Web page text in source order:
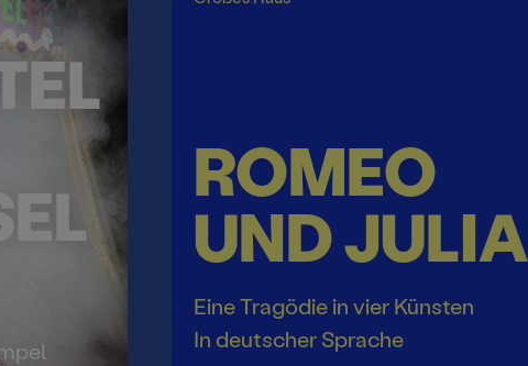
ROMEO
UND JULIA
Eine Tragödie in vier Künsten
In deutscher Sprache